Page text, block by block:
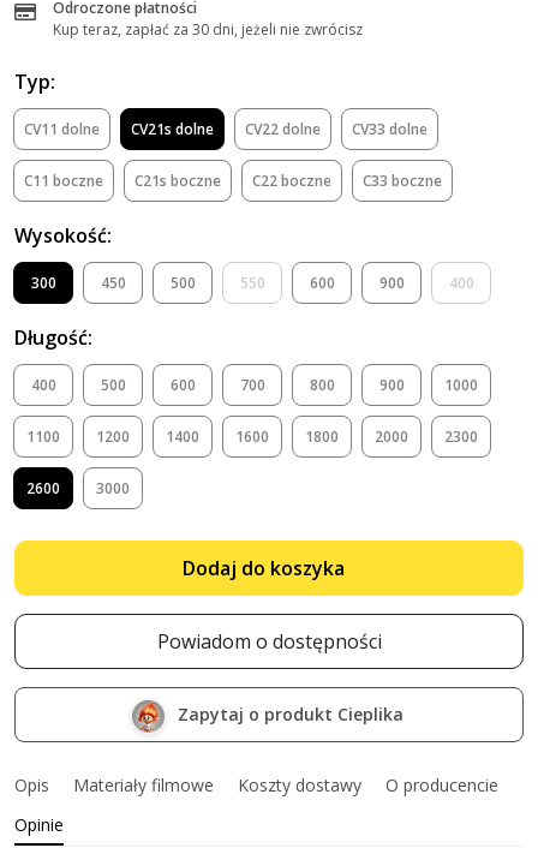
Odroczone płatności
Kup teraz, zapłać za 30 dni, jeżeli nie zwrócisz
Typ:
CV11 dolne CV21s dolne CV22 dolne CV33 dolne
C11 boczne C21s boczne C22 boczne C33 boczne
Wysokość:
300 450 500 550 600 900 400
Długość:
400 500 600 700 800 900 1000
1100 1200 1400 1600 1800 2000 2300
2600 3000
Dodaj do koszyka
Powiadom o dostępności
Zapytaj o produkt Cieplika
Opis Materiały filmowe Koszty dostawy
O producencie
Opinie